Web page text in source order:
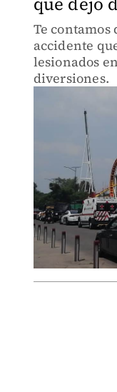
Te contamos
accidente
lesionados
diversiones.